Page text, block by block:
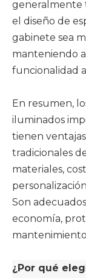
generalmente
el diseño de
gabinete sea
manteniendo
funcionalidad
En resumen,
iluminados
tienen
tradicionales
materiales,
Son
economía,
¿Por qué